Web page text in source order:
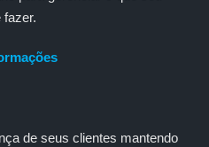
fazer.
de seus clientes mantendo